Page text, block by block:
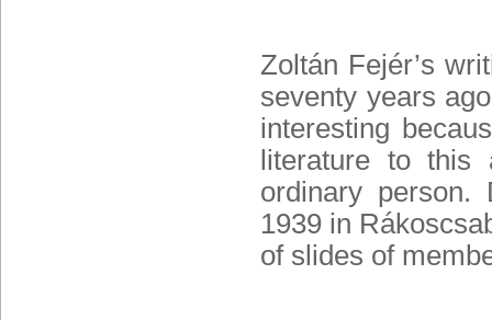
Zoltán Fejér’s
seventy years
interesting
literature to this
ordinary person.
1939 in
of slides of